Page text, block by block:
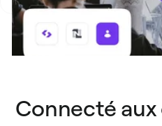
Connecté